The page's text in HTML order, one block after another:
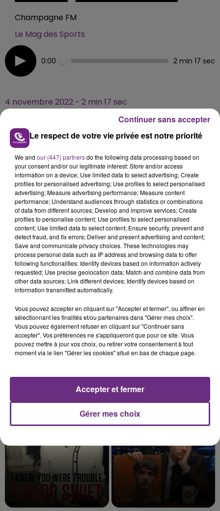
Champagne FM
Le Mag des Sports
0:00 2 min 17 sec
4 novembre 2022 - 2 min 17 sec
MATT SPARKLE : LE CHAMPENOIS QUI SE
LANCE DANS LE CATCH AU CANADA
Tours les jours, retrouvez le "Mag des Sports"
Champagne FM.
TITRES DIFFUSÉS
0h37
0h37
SHAKIRA FEAT. BURNA BOY
0h34
0h34
OLIVIA RODRIGO
Stupid Song
0h28
0h28
Le respect de votre vie privée est notre priorité
We and our (447) partnersdo the following data processing based on
your consent and/or our legitimate interest: Store and/or access
information on a device; Use limited data to select advertising; Create
profiles for personalised advertising; Use profiles to select personalised
advertising; Measure advertising performance; Measure content
performance; Understand audiences through statistics or combinations
of data from different sources; Develop and improve services; Create
profiles to personalise content; Use profiles to select personalised
content; Use limited data to select content; Ensure security, prevent and
detect fraud, and fix errors; Deliver and present advertising and content;
Save and communicate privacy choices. These technologies may
process personal data such as IP address and browsing data to offer
following functionalities: Identify devices based on information actively
requested; Use precise geolocation data; Match and combine data from
other data sources; Link different devices; Identify devices based on
information transmitted automatically.
Vous pouvez accepter en cliquant sur "Accepter et fermer", ou affiner en
sélectionnant les finalités et/ou partenaires dans "Gérer mes choix".
Vous pouvez également refuser en cliquant sur "Continuer sans
accepter". Vos préférences ne s'appliqueront que pour ce site. Vous
pouvez mettre à jour vos choix, ou retirer votre consentement à tout
moment via le lien "Gérer les cookies" situé en bas de chaque page.
Gérer mes choix
Accepter et fermer
Continuer sans accepter